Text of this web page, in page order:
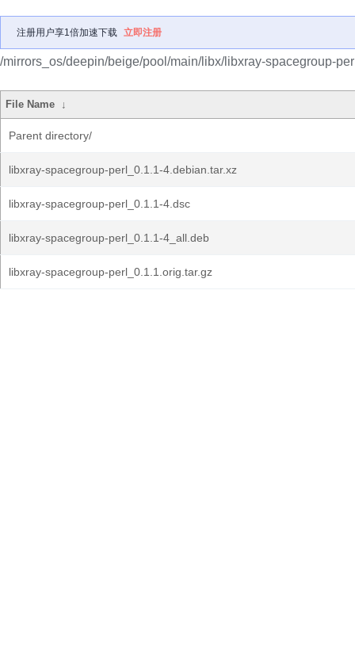
注册用户享1倍加速下载 立即注册
/mirrors_os/deepin/beige/pool/main/libx/libxray-spacegroup-
File Name ↓
Parent directory/
libxray-spacegroup-perl_0.1.1-4.debian.tar.xz
libxray-spacegroup-perl_0.1.1-4.dsc
libxray-spacegroup-perl_0.1.1-4_all.deb
libxray-spacegroup-perl_0.1.1.orig.tar.gz